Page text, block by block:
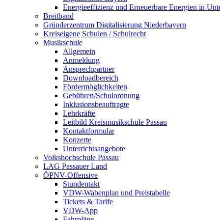
Energieeffizienz und Erneuerbare Energien in
Breitband
Gründerzentrum Digitalisierung Niederbayern
Kreiseigene Schulen / Schulrecht
Musikschule
Allgemein
Anmeldung
Ansprechpartner
Downloadbereich
Fördermöglichkeiten
Gebühren/Schulordnung
Inklusionsbeauftragte
Lehrkräfte
Leitbild Kreismusikschule Passau
Kontaktformular
Konzerte
Unterrichtsangebote
Volkshochschule Passau
LAG Passauer Land
ÖPNV-Offensive
Stundentakt
VDW-Wabenplan und Preistabelle
Tickets & Tarife
VDW-App